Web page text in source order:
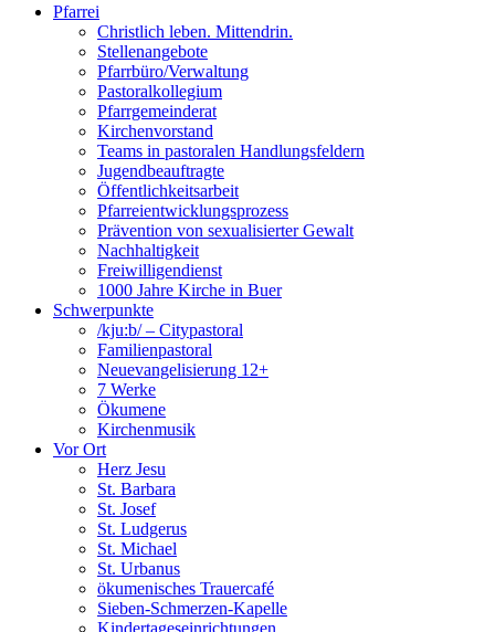
Pfarrei
Christlich leben. Mittendrin.
Stellenangebote
Pfarrbüro/Verwaltung
Pastoralkollegium
Pfarrgemeinderat
Kirchenvorstand
Teams in pastoralen Handlungsfeldern
Jugendbeauftragte
Öffentlichkeitsarbeit
Pfarreientwicklungsprozess
Prävention von sexualisierter Gewalt
Nachhaltigkeit
Freiwilligendienst
1000 Jahre Kirche in Buer
Schwerpunkte
/kju:b/ – Citypastoral
Familienpastoral
Neuevangelisierung 12+
7 Werke
Ökumene
Kirchenmusik
Vor Ort
Herz Jesu
St. Barbara
St. Josef
St. Ludgerus
St. Michael
St. Urbanus
ökumenisches Trauercafé
Sieben-Schmerzen-Kapelle
Kindertageseinrichtungen